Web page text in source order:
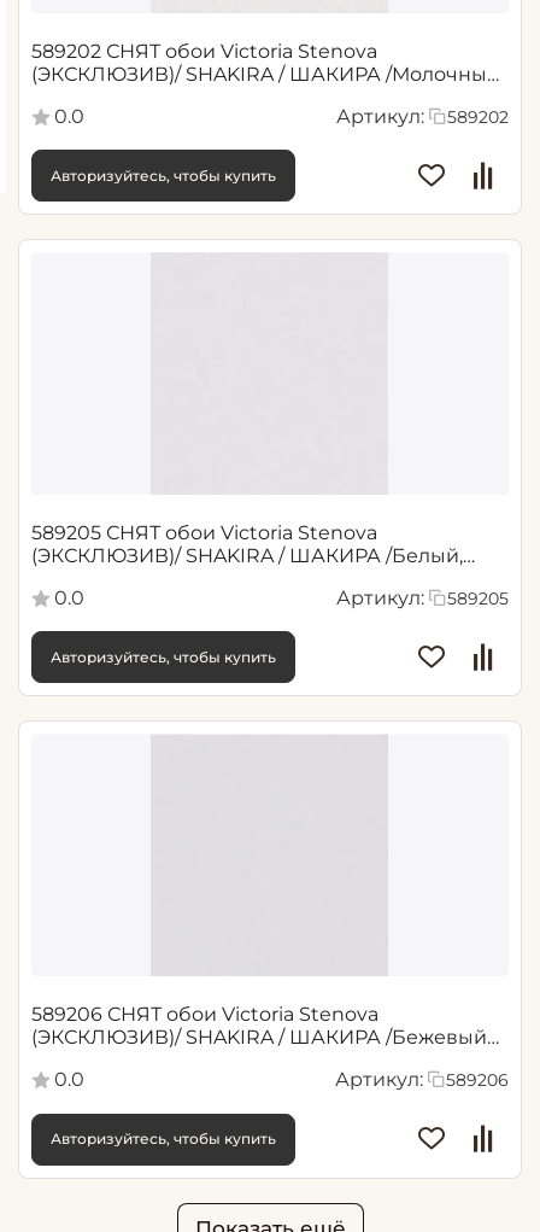
589202 СНЯТ обои Victoria Stenova
(ЭКСКЛЮЗИВ)/ SHAKIRA / ШАКИРА /Молочный
0.0
Артикул: 589202
Авторизуйтесь, чтобы купить
589205 СНЯТ обои Victoria Stenova
(ЭКСКЛЮЗИВ)/ SHAKIRA / ШАКИРА /Белый,
0.0
Артикул: 589205
Авторизуйтесь, чтобы купить
589206 СНЯТ обои Victoria Stenova
(ЭКСКЛЮЗИВ)/ SHAKIRA / ШАКИРА /Бежевый
0.0
Артикул: 589206
Авторизуйтесь, чтобы купить